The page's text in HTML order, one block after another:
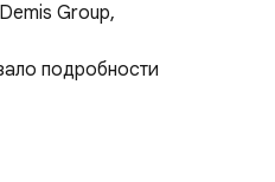
Group,